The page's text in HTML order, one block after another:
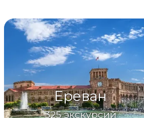
Ереван
325 экскурсий